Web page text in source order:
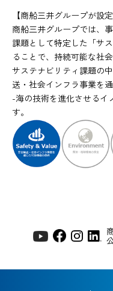
【商船三井グループが設
商船三井グループでは、
課題として特定した「サ
ることで、持続可能な社
サステナビリティ課題の
送・社会インフラ事業を
-海の技術を進化させるイ
す。